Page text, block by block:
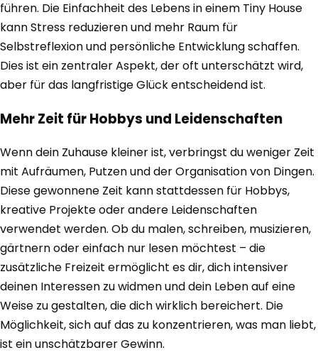
führen. Die Einfachheit des Lebens in einem Tiny House
kann Stress reduzieren und mehr Raum für
Selbstreflexion und persönliche Entwicklung schaffen.
Dies ist ein zentraler Aspekt, der oft unterschätzt wird,
aber für das langfristige Glück entscheidend ist.
Mehr Zeit für Hobbys und Leidenschaften
Wenn dein Zuhause kleiner ist, verbringst du weniger Zeit
mit Aufräumen, Putzen und der Organisation von Dingen.
Diese gewonnene Zeit kann stattdessen für Hobbys,
kreative Projekte oder andere Leidenschaften
verwendet werden. Ob du malen, schreiben, musizieren,
gärtnern oder einfach nur lesen möchtest – die
zusätzliche Freizeit ermöglicht es dir, dich intensiver
deinen Interessen zu widmen und dein Leben auf eine
Weise zu gestalten, die dich wirklich bereichert. Die
Möglichkeit, sich auf das zu konzentrieren, was man liebt,
ist ein unschätzbarer Gewinn.